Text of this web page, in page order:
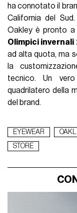
ha connotato il
California del
Oakley è pronto a
Olimpici invernali
ad alta quota, ma
la
tecnico. Un
quadrilatero della
del brand.
EYEWEAR
STORE